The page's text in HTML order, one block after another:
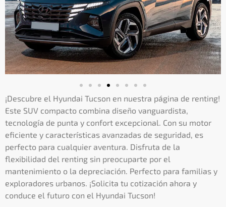
¡Descubre el Hyundai Tucson en nuestra página de renting!
Este SUV compacto combina diseño vanguardista,
tecnología de punta y confort excepcional. Con su motor
eficiente y características avanzadas de seguridad, es
perfecto para cualquier aventura. Disfruta de la
flexibilidad del renting sin preocuparte por el
mantenimiento o la depreciación. Perfecto para familias y
exploradores urbanos. ¡Solicita tu cotización ahora y
conduce el futuro con el Hyundai Tucson!